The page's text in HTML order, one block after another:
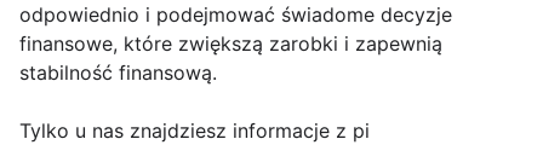
odpowiednio i podejmować świadome decyzje
finansowe, które zwiększą zarobki i zapewnią
stabilność finansową.
Tylko u nas znajdziesz informacje z pi